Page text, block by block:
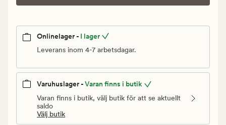
Onlinelager - I lager
Leverans inom 4-7 arbetsdagar.
Varuhuslager -Varan finns i butik
Varan finns i butik, välj butik för att se aktuellt
saldo
Välj butik